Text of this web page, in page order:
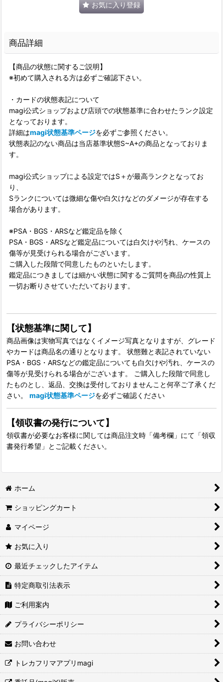
お気に入り登録
商品詳細
【商品の状態に関するご説明】
※初めて購入される方は必ずご確認下さい。
・カードの状態表記について
magi公式ショップおよび店頭での状態基準に合わせたランク設定
となっております。
詳細はmagi状態基準ページを必ずご参照ください。
状態表記のない商品は当店基準状態S~A+の商品となっておりま
す。
magi公式ショップによる設定ではS＋が最高ランクとなってお
り、
Sランクについては微細な傷や白欠けなどのダメージが存在する
場合があります。
※PSA・BGS・ARSなど鑑定品を除く
PSA・BGS・ARSなど鑑定品については白欠けや汚れ、ケースの
傷等が見受けられる場合がございます。
ご購入した段階で同意したものといたします。
鑑定品につきましては細かい状態に関するご質問を商品の性質上
一切お断りさせていただいております。
【状態基準に関して】
商品画像は実物写真ではなくイメージ写真となりますが、グレード
やカードは商品名の通りとなります。 状態難と表記されていない
PSA・BGS・ARSなどの鑑定品についても白欠けや汚れ、ケースの
傷等が見受けられる場合がございます。 ご購入した段階で同意し
たものとし、返品、交換は受付しておりませんこと何卒ご了承くだ
さい。 magi状態基準ページを必ずご確認ください
【領収書の発行について】
領収書が必要なお客様に関しては商品注文時「備考欄」にて「領収
書発行希望」とご記載ください。
ホーム
ショッピングカート
マイページ
お気に入り
最近チェックしたアイテム
特定商取引法表示
ご利用案内
プライバシーポリシー
お問い合わせ
トレカフリマアプリmagi